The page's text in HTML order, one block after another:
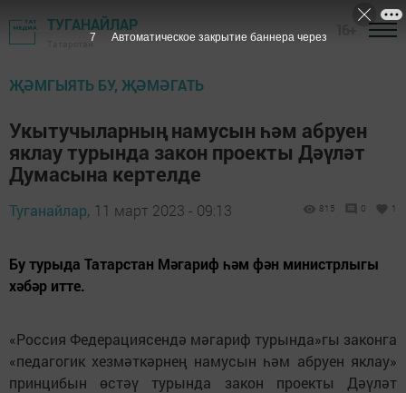
ТУГАНАЙЛАР
Татарстан
ҖӘМГЫЯТЬ БУ, ҖӘМӘГАТЬ
Укытучыларның намусын һәм абруен
яклау турында закон проекты Дәүләт
Думасына кертелде
Туганайлар, 11 март 2023 - 09:13 815 0 1
Бу турыда Татарстан Мәгариф һәм фән министрлыгы
хәбәр итте.
«Россия Федерациясендә мәгариф турында»гы законга
«педагогик хезмәткәрнең намусын һәм абруен яклау»
принцибын өстәү турында закон проекты Дәүләт
6 Автоматическое закрытие баннера через